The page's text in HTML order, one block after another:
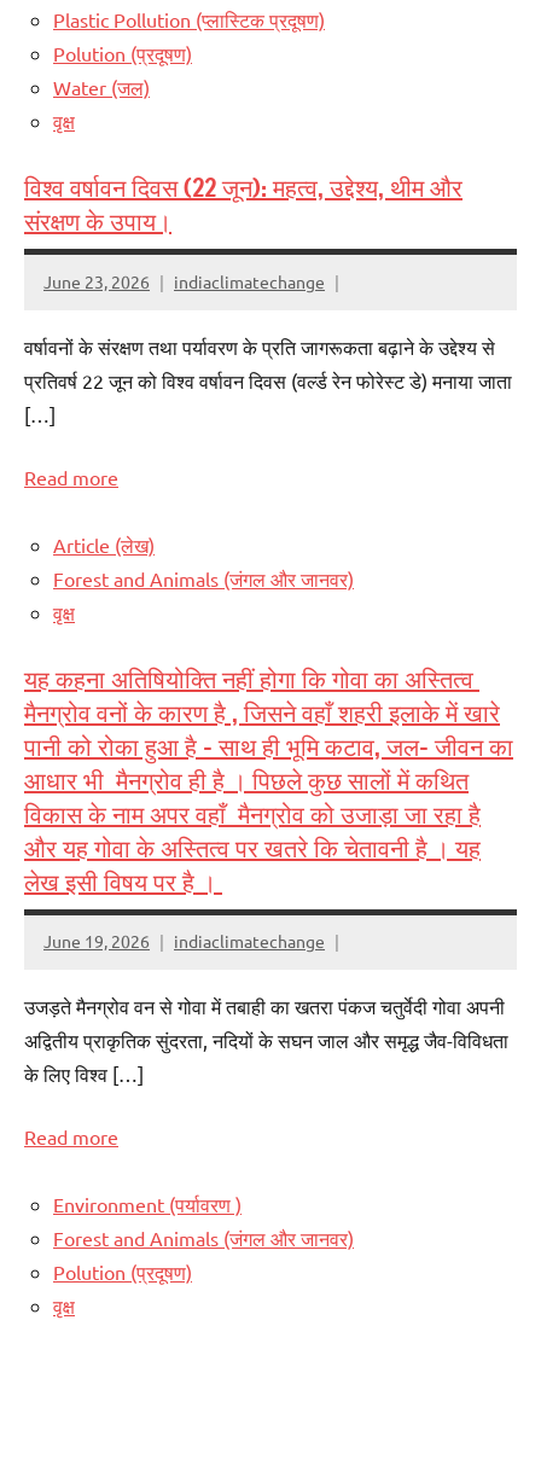
Plastic Pollution (प्लास्टिक प्रदूषण)
Polution (प्रदूषण)
Water (जल)
वृक्ष
विश्व वर्षावन दिवस (22 जून): महत्व, उद्देश्य, थीम और
संरक्षण के उपाय।
June 23, 2026 indiaclimatechange
वर्षावनों के संरक्षण तथा पर्यावरण के प्रति जागरूकता बढ़ाने के उद्देश्य से
प्रतिवर्ष 22 जून को विश्व वर्षावन दिवस (वर्ल्ड रेन फोरेस्ट डे) मनाया जाता
[…]
Read more
Article (लेख)
Forest and Animals (जंगल और जानवर)
वृक्ष
यह कहना अतिषियोक्ति नहीं होगा कि गोवा का अस्तित्व
मैनग्रोव वनों के कारण है , जिसने वहाँ शहरी इलाके में खारे
पानी को रोका हुआ है – साथ ही भूमि कटाव, जल- जीवन का
आधार भी मैनग्रोव ही है । पिछले कुछ सालों में कथित
विकास के नाम अपर वहाँ मैनग्रोव को उजाड़ा जा रहा है
और यह गोवा के अस्तित्व पर खतरे कि चेतावनी है । यह
लेख इसी विषय पर है ।
June 19, 2026 indiaclimatechange
उजड़ते मैनग्रोव वन से गोवा में तबाही का खतरा पंकज चतुर्वेदी गोवा अपनी
अद्वितीय प्राकृतिक सुंदरता, नदियों के सघन जाल और समृद्ध जैव-विविधता
के लिए विश्व […]
Read more
Environment (पर्यावरण )
Forest and Animals (जंगल और जानवर)
Polution (प्रदूषण)
वृक्ष